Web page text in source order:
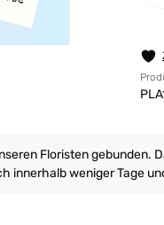
Floristen gebunden.
innerhalb weniger Tage